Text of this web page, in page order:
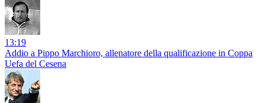
13:19
Addio a Pippo Marchioro, allenatore della qualificazione in Coppa
Uefa del Cesena